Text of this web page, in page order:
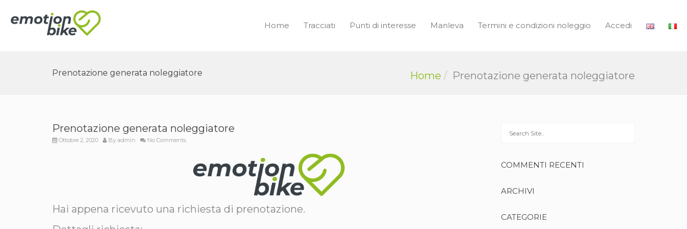
Home Tracciati Punti di interesse Manleva Termini e condizioni noleggio Accedi
Prenotazione generata noleggiatore Home Prenotazione generata noleggiatore
Prenotazione generata noleggiatore
Ottobre 2, 2020 By admin No Comments
Hai appena ricevuto una richiesta di prenotazione.
COMMENTI RECENTI
ARCHIVI
CATEGORIE